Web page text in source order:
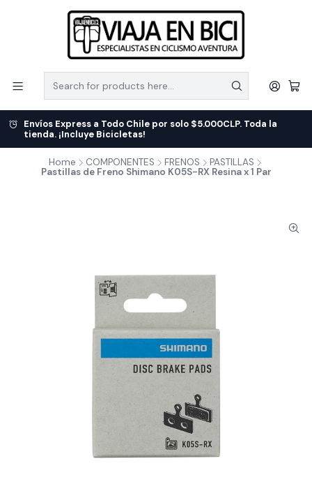
Envíos Express a Todo Chile por solo $5.000CLP. Toda la
tienda. ¡Incluye Bicicletas!
Home COMPONENTES FRENOS
PASTILLAS
Pastillas de Freno Shimano K05S-RX Resina x 1 Par